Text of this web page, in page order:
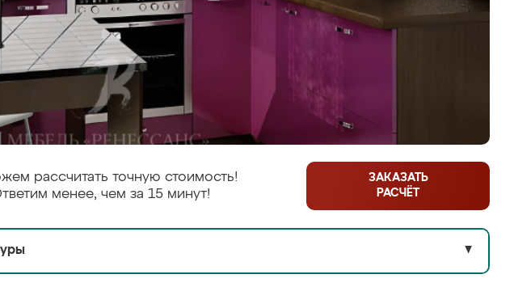
рассчитать точную стоимость!
менее, чем за 15 минут!
ЗАКАЗАТЬ
РАСЧЁТ
▼